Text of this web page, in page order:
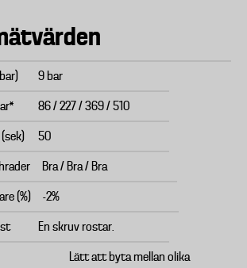
9 bar
86 / 227 / 369 / 510
50
Bra / Bra / Bra
(%) -2%
En skruv rostar.
Lätt att byta mellan olika